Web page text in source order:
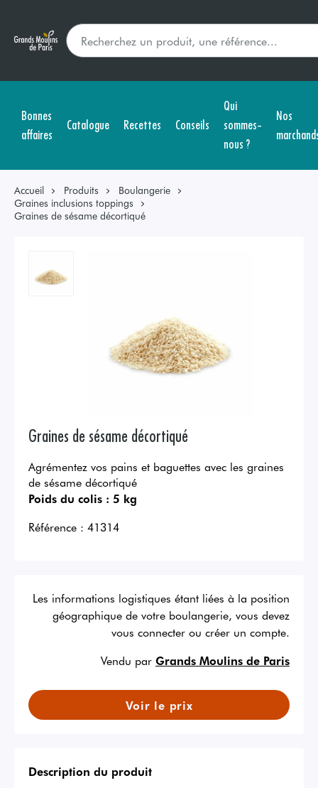
Bonnes
affaires
Catalogue Recettes Conseils
Qui
sommes-
nous ?
Nos
Accueil Produits
Boulangerie
Graines inclusions toppings
Graines de sésame décortiqué
Graines de sésame décortiqué
Agrémentez vos pains et baguettes avec les graines
de sésame décortiqué
Poids du colis : 5 kg
Référence : 41314
Les informations logistiques étant liées à la position
géographique de votre boulangerie, vous devez
vous connecter ou créer un compte.
Vendu par Grands Moulins de Paris
Voir le prix
Description du produit